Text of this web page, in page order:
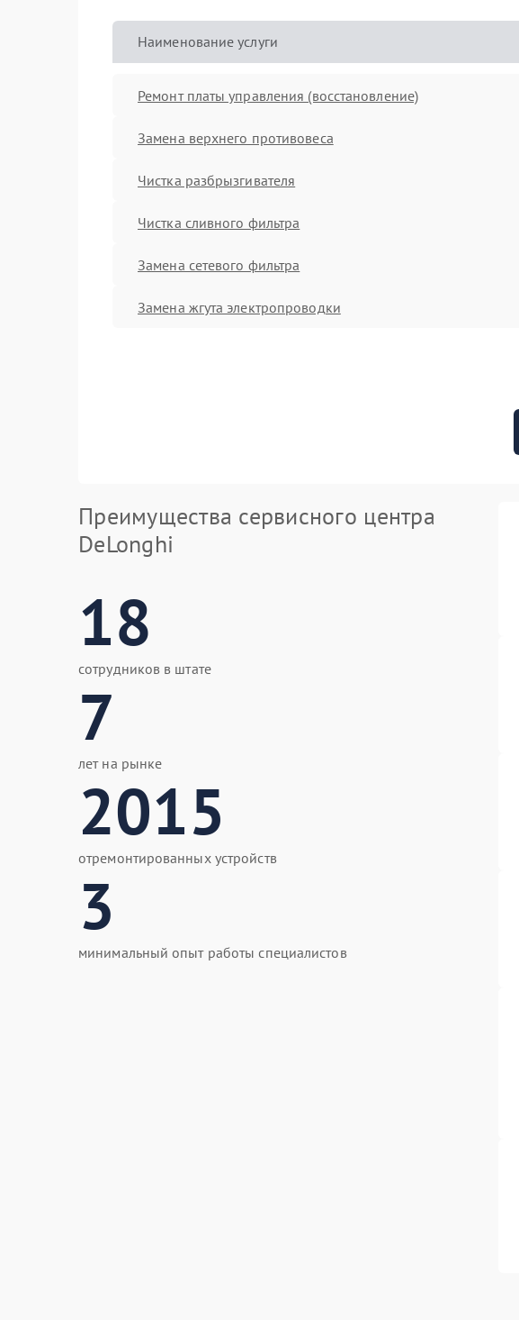
Наименование услуги
Ремонт платы управления (восстановление)
Замена верхнего противовеса
Чистка разбрызгивателя
Чистка сливного фильтра
Замена сетевого фильтра
Замена жгута электропроводки
Преимущества сервисного центра
DeLonghi
18
сотрудников в штате
7
лет на рынке
2015
отремонтированных устройств
3
минимальный опыт работы специалистов